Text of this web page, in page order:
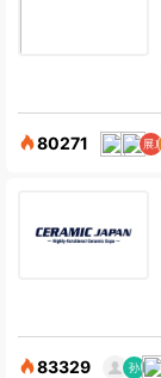
80271
83329